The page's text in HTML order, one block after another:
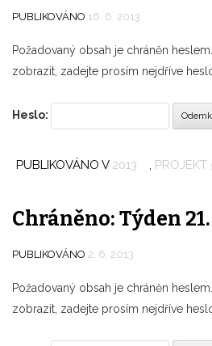
PUBLIKOVÁNO 16. 6. 2013
Požadovaný obsah je chráněn
zobrazit, zadejte prosím nejdříve
Heslo:
PUBLIKOVÁNO V 2013 , PROJEKT
Chráněno: Týden 21.
PUBLIKOVÁNO 2. 6. 2013
Požadovaný obsah je chráněn
zobrazit, zadejte prosím nejdříve